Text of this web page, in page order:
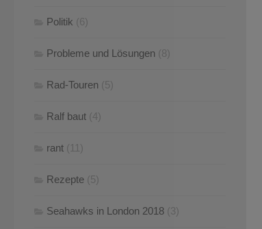
Politik (6)
Probleme und Lösungen (8)
Rad-Touren (5)
Ralf baut (4)
rant (11)
Rezepte (5)
Seahawks in London 2018 (3)